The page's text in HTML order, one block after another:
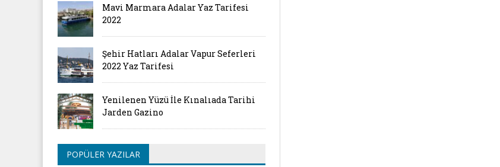
Mavi Marmara Adalar Yaz Tarifesi
2022
Şehir Hatları Adalar Vapur Seferleri
2022 Yaz Tarifesi
Yenilenen Yüzü İle Kınalıada Tarihi
Jarden Gazino
POPÜLER YAZILAR